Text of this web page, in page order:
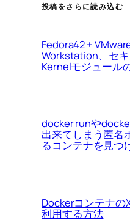
投稿をさらに読み込む
Fedora42 +
Workstation、セ
Kernelモジュール
docker runや
出来てしまう匿名
るコンテナを見つ
Dockerコンテナの
利用する方法